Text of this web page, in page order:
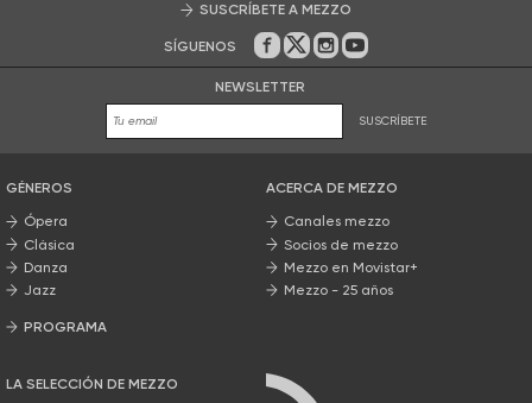
SUSCRÍBETE A MEZZO
SÍGUENOS En Facebook
En Twitter
En Instagram
En Youtube
NEWSLETTER
SUSCRÍBETE
GÉNEROS
Ópera
Clásica
Danza
Jazz
PROGRAMA
LA SELECCIÓN DE MEZZO
ACERCA DE MEZZO
Canales mezzo
Socios de mezzo
Mezzo en Movistar+
Mezzo - 25 años